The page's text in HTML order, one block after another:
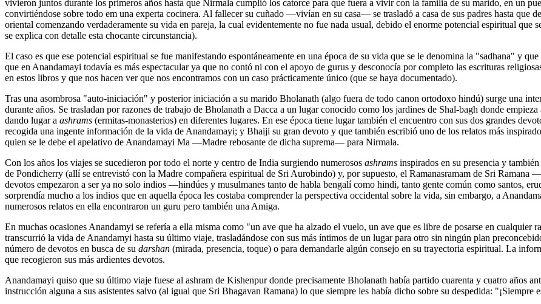
vivieron juntos durante los primeros años hasta que Nirmala cumplió los catorce para que fuera a vivir con la familia de su marido, en un
convirtiéndose sobre todo em una experta cocinera. Al fallecer su cuñado ―vivían en su casa― se trasladó a casa de sus padres hasta que
oriental comenzando verdaderamente su vida en pareja, la cual evidentemente no fue nada usual, debido el enorme potencial espiritual que
se explica con detalle esta chocante circunstancia).
El caso es que ese potencial espiritual se fue manifestando espontáneamente en una época de su vida que se le denomina la "sadhana" y
que en Anandamayi todavía es más espectacular ya que no contó ni con el apoyo de gurus y desconocía por completo las escrituras
en estos libros y que nos hacen ver que nos encontramos con un caso prácticamente único (que se haya documentado).
Tras una asombrosa "auto-iniciación" y posterior iniciación a su marido Bholanath (algo fuera de todo canon ortodoxo hindú) surge una
durante años. Se trasladan por razones de trabajo de Bholanath a Dacca a un lugar conocido como los jardines de Shal-bagh donde
dando lugar a ashrams (ermitas-monasterios) en diferentes lugares. En ese época tiene lugar también el encuentro con sus dos grandes
recogida una ingente información de la vida de Anandamayi; y Bhaiji su gran devoto y que también escribió uno de los relatos más
quien se le debe el apelativo de Anandamayi Ma ―Madre rebosante de dicha suprema― para Nirmala.
Con los años los viajes se sucedieron por todo el norte y centro de India surgiendo numerosos ashrams inspirados en su presencia y
de Pondicherry (allí se entrevistó con la Madre compañera espiritual de Sri Aurobindo) y, por supuesto, el Ramanasramam de Sri
devotos empezaron a ser ya no solo indios ―hindúes y musulmanes tanto de habla bengalí como hindi, tanto gente común como santos,
sorprendía mucho a los indios que en aquella época les costaba comprender la perspectiva occidental sobre la vida, sin embargo, a
numerosos relatos en ella encontraron un guru pero también una Amiga.
En muchas ocasiones Anandamyi se refería a ella misma como "un ave que ha alzado el vuelo, un ave que es libre de posarse en cualquier
transcurrió la vida de Anandamyi hasta su último viaje, trasladándose con sus más íntimos de un lugar para otro sin ningún plan
número de devotos en busca de su darshan (mirada, presencia, toque) o para demandarle algún consejo en su trayectoria espiritual. La
que recogieron sus más ardientes devotos.
Anandamayi quiso que su último viaje fuese al ashram de Kishenpur donde precisamente Bholanath había partido cuarenta y cuatro años
instrucción alguna a sus asistentes salvo (al igual que Sri Bhagavan Ramana) lo que siempre les había dicho sobre su despedida: "¡Siempre